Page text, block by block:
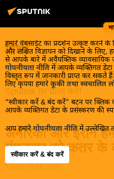
हमारे वेबसाईट का प्रदर्शन उत्कृष्ट करने
और लक्षित विज्ञापन को दिखाने के लिए,
से आपके बारे में अवैयक्तिक व्यावसायिक
गोपनीयता नीति में आपके व्यक्तिगत डेटा
विस्तृत रूप में जानकारी प्राप्त कर सकते
लिए कृपया हमारे कूकी तथा स्वचालित
“स्वीकार करें & बंद करें” बटन पर
आपके व्यक्तिगत डेटा के प्रसंस्करण की
आप हमारे गोपनीयता नीति में उल्लेखित
स्वीकार करें & बंद करें
विश्व
खबरें ठंडे होने से पहले इन्हें
लीजिए। देश और विदेश की
Sputnik पर प्राप्त करें!
अमेरिका और ईरान
मंगलवार को कतर के